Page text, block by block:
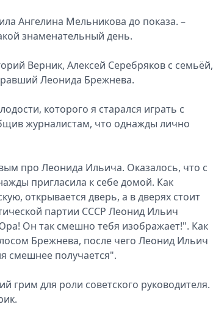
Ангелина Мельникова до показа. –
знаменательный день.
Верник, Алексей Серебряков с семьёй,
Леонида Брежнева.
которого я старался играть с
журналистам, что однажды лично
про Леонида Ильича. Оказалось, что с
пригласила к себе домой. Как
открывается дверь, а в дверях стоит
партии СССР Леонид Ильич
Он так смешно тебя изображает!". Как
Брежнева, после чего Леонид Ильич
смешнее получается".
грим для роли советского руководителя.